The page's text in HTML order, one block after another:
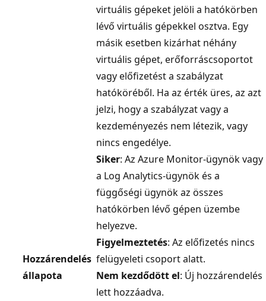
virtuális gépeket jelöli a hatókörben
lévő virtuális gépekkel osztva. Egy
másik esetben kizárhat néhány
virtuális gépet, erőforráscsoportot
vagy előfizetést a szabályzat
hatóköréből. Ha az érték üres, az azt
jelzi, hogy a szabályzat vagy a
kezdeményezés nem létezik, vagy
nincs engedélye.
Hozzárendelés
állapota
Siker: Az Azure Monitor-ügynök vagy
a Log Analytics-ügynök és a
függőségi ügynök az összes
hatókörben lévő gépen üzembe
helyezve.
Figyelmeztetés: Az előfizetés nincs
felügyeleti csoport alatt.
Nem kezdődött el: Új hozzárendelés
lett hozzáadva.